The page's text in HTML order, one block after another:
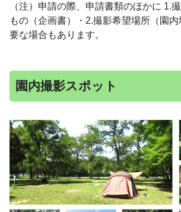
（注）申請の際、申請書類のほかに 1.
もの（企画書）・2.撮影希望場所（園
要な場合もあります。
園内撮影スポット